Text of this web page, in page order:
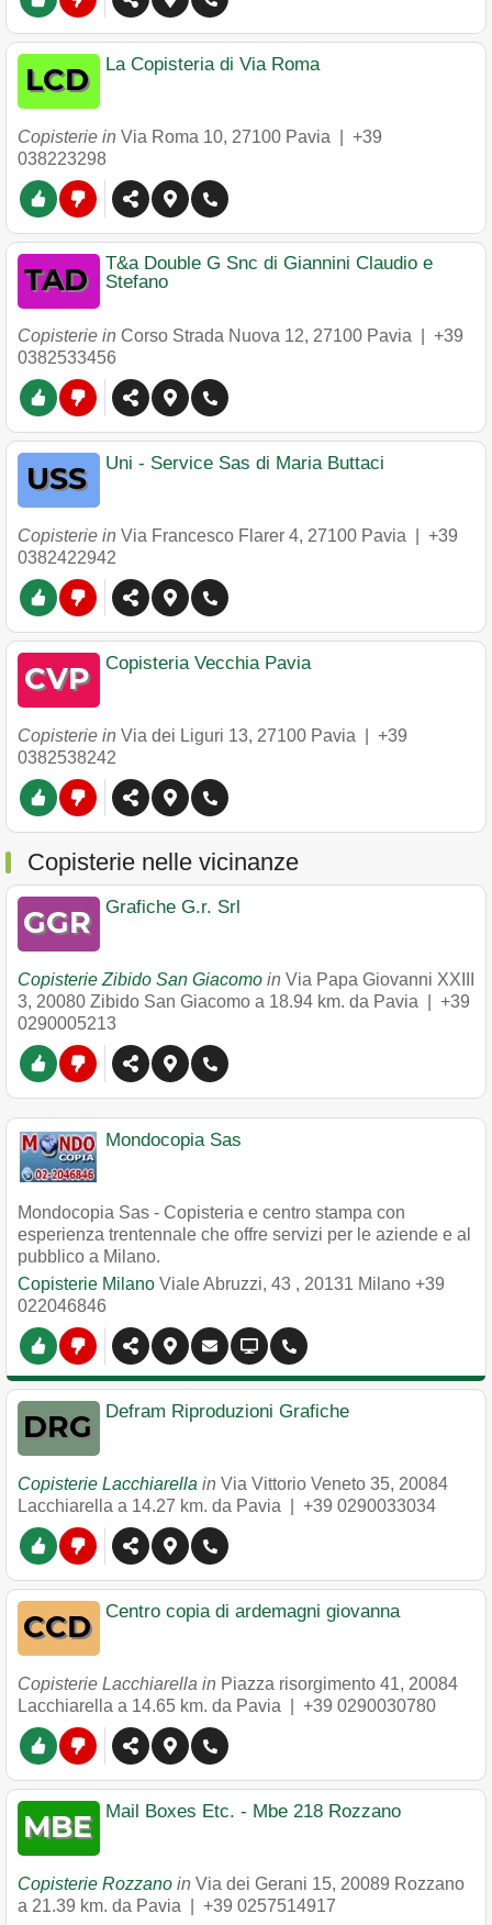
La Copisteria di Via Roma
Copisterie in Via Roma 10, 27100 Pavia
+39
038223298
T&a Double G Snc di Giannini Claudio e
Stefano
Copisterie in Corso Strada Nuova 12, 27100 Pavia
+39
0382533456
Uni - Service Sas di Maria Buttaci
Copisterie in Via Francesco Flarer 4, 27100 Pavia
+39
0382422942
Copisteria Vecchia Pavia
Copisterie in Via dei Liguri 13, 27100 Pavia
+39
0382538242
Copisterie nelle vicinanze
Grafiche G.r. Srl
Copisterie Zibido San Giacomo in Via Papa Giovanni XXIII
3, 20080 Zibido San Giacomo a 18.94 km. da Pavia | +39
0290005213
Mondocopia Sas
Mondocopia Sas - Copisteria e centro stampa con
esperienza trentennale che offre servizi per le aziende e al
pubblico a Milano.
Copisterie Milano Viale Abruzzi, 43 , 20131 Milano +39
022046846
Defram Riproduzioni Grafiche
Copisterie Lacchiarella in Via Vittorio Veneto 35, 20084
Lacchiarella a 14.27 km. da Pavia | +39 0290033034
Centro copia di ardemagni giovanna
Copisterie Lacchiarella in Piazza risorgimento 41, 20084
Lacchiarella a 14.65 km. da Pavia | +39 0290030780
Mail Boxes Etc. - Mbe 218 Rozzano
Copisterie Rozzano in Via dei Gerani 15, 20089 Rozzano
a 21.39 km. da Pavia | +39 0257514917